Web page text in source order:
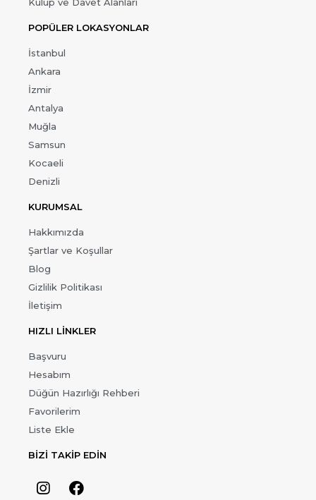
POPÜLER LOKASYONLAR
İstanbul
Ankara
İzmir
Antalya
Muğla
Samsun
Kocaeli
Denizli
KURUMSAL
Hakkımızda
Şartlar ve Koşullar
Blog
Gizlilik Politikası
İletişim
HIZLI LİNKLER
Başvuru
Hesabım
Düğün Hazırlığı Rehberi
Favorilerim
Liste Ekle
BİZİ TAKİP EDİN